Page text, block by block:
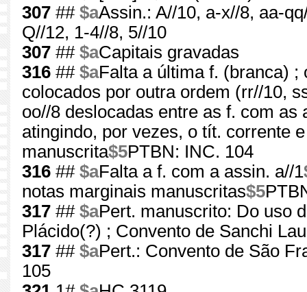
307 ## $aAssin.: A//10, a-x//8, aa-
Q//12, 1-4//8, 5//10
307 ## $aCapitais gravadas
316 ## $aFalta a última f. (branca) ;
colocados por outra ordem (rr//10,
oo//8 deslocadas entre as f. com
atingindo, por vezes, o tít. corrente
manuscrita$5PTBN: INC. 104
316 ## $aFalta a f. com a assin. a//1
notas marginais manuscritas$5
317 ## $aPert. manuscrito: Do uso
Plácido(?) ; Convento de Sanchi
317 ## $aPert.: Convento de São
105